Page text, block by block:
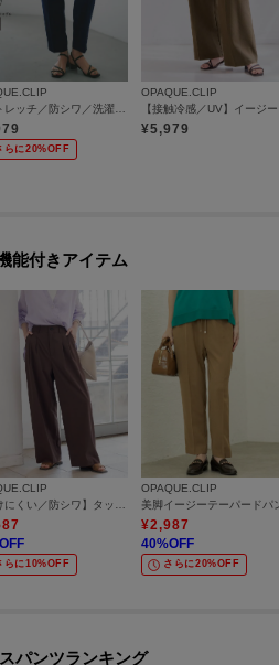
らに20%OFF
OPAQUE.CLIP
¥5,979
能付きアイテム
【透けにくい／防シワ】タックワイドパンツ《UVケア・吸水速乾・洗濯機OK》
らに10%OFF
OPAQUE.CLIP
¥2,987
40%OFF
さらに20%OFF
パンツランキング